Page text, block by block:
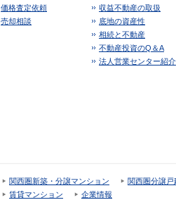
価格査定依頼
売却相談
収益不動産の取扱
底地の資産性
相続と不動産
不動産投資のQ＆A
法人営業センター紹介
関西圏新築・分譲マンション 関西圏分譲
賃貸マンション
企業情報